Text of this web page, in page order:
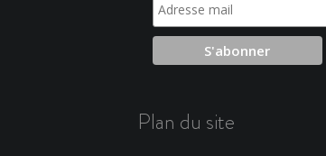
Plan du site